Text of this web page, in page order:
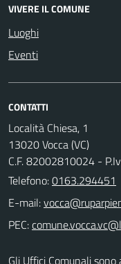
VIVERE IL COMUNE
Luoghi
Eventi
CONTATTI
Località Chiesa, 1
13020 Vocca (VC)
C.F. 82002810024 -
Telefono:0163.294451
E-mail:
PEC:
Gli Uffici Comunali